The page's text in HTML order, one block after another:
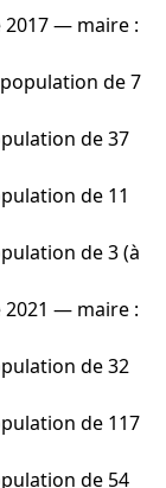
— maire :
de 7
de 37
de 11
de 3 (à
— maire :
de 32
de 117
de 54